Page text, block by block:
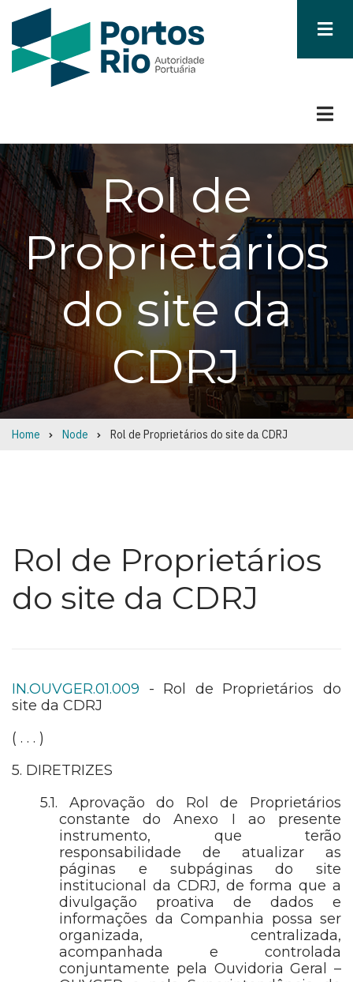
Rol de
Proprietários
do site da
CDRJ
Breadcrumb
Home Node Rol de Proprietários do site da CDRJ
Rol de Proprietários
do site da CDRJ
IN.OUVGER.01.009 - Rol de Proprietários do
site da CDRJ
( . . . )
5. DIRETRIZES
5.1. Aprovação do Rol de Proprietários
constante do Anexo I ao presente
instrumento, que terão
responsabilidade de atualizar as
páginas e subpáginas do site
institucional da CDRJ, de forma que a
divulgação proativa de dados e
informações da Companhia possa ser
organizada, centralizada,
acompanhada e controlada
conjuntamente pela Ouvidoria Geral –